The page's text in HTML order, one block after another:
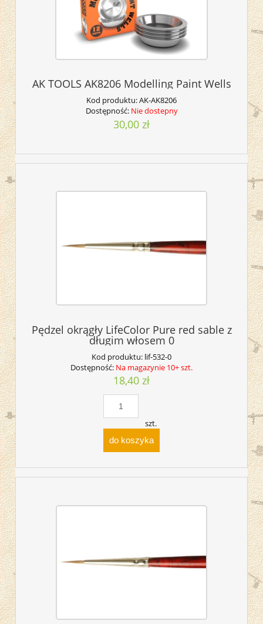
AK TOOLS AK8206 Modelling Paint Wells
Kod produktu:AK-AK8206
Dostępność: Nie dostepny
30,00 zł
Pędzel okrągły LifeColor Pure red sable z
długim włosem 0
Kod produktu: lif-532-0
Dostępność: Na magazynie 10+ szt.
18,40 zł
szt.
do koszyka